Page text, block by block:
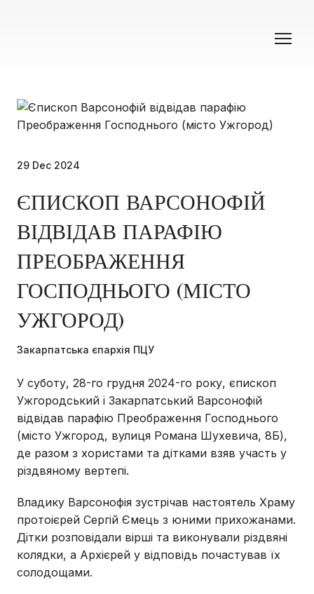
29 Dec 2024
ЄПИСКОП ВАРСОНОФІЙ
ВІДВІДАВ ПАРАФІЮ
ПРЕОБРАЖЕННЯ
ГОСПОДНЬОГО (МІСТО
УЖГОРОД)
Закарпатська єпархія ПЦУ
У суботу, 28-го грудня 2024-го року, єпископ
Ужгородський і Закарпатський Варсонофій
відвідав парафію Преображення Господнього
(місто Ужгород, вулиця Романа Шухевича, 8Б),
де разом з хористами та дітками взяв участь у
різдвяному вертепі.
Владику Варсонофія зустрічав настоятель Храму
протоієрей Сергій Ємець з юними прихожанами.
Дітки розповідали вірші та виконували різдвяні
колядки, а Архієрей у відповідь почастував їх
солодощами.